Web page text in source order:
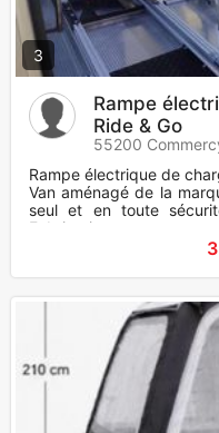
3
Rampe
Ride & Go
55200
Rampe électrique de
Van aménagé de la
seul et en toute
Fabrication su